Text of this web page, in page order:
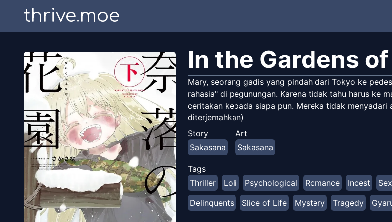
thrive.moe
In the Gardens
Mary, seorang gadis yang pindah dari Tokyo ke
rahasia" di pegunungan. Karena tidak tahu harus ke
ceritakan kepada siapa pun. Mereka tidak menyadari
diterjemahkan)
Story
Sakasana
Art
Sakasana
Tags
Thriller
Loli Psychological Romance Incest
Delinquents
Slice of Life Mystery Tragedy